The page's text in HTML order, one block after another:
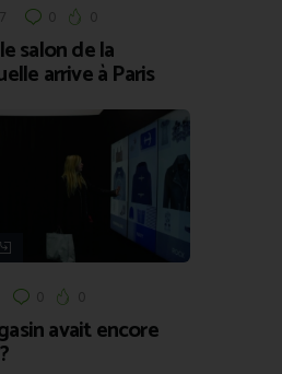
0 0
salon de la
arrive à Paris
0 0
avait encore